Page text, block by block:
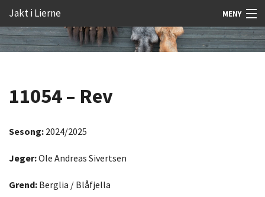
Jakt i Lierne MENY
Nyheter
Fangst
innholdet
Forstørre
11054 – Rev
Sesong: 2024/2025
Jeger:Ole Andreas Sivertsen
Grend: Berglia / Blåfjella